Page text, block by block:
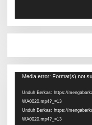
Pemutar
Media error: Format(s) not
Unduh Berkas: https://
WA0020.mp4?_=13
Unduh Berkas: https://
WA0020.mp4?_=13